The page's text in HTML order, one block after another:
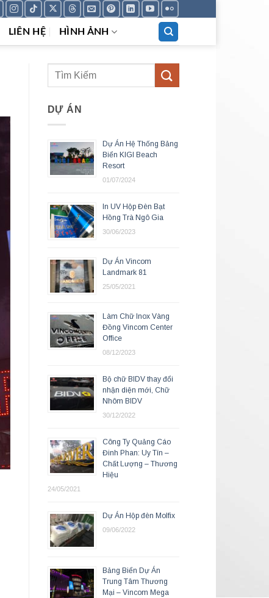
LIÊN HỆ HÌNH ẢNH
DỰ ÁN
Dự Án Hệ Thống Bảng
Biển KIGI Beach
Resort
01/07/2024
In UV Hộp Đèn Bạt
Hồng Trà Ngô Gia
30/06/2023
Dự Án Vincom
Landmark 81
25/05/2021
Làm Chữ Inox Vàng
Đồng Vincom Center
Office
08/12/2023
Bộ chữ BIDV thay đổi
nhận diện mới, Chữ
Nhôm BIDV
30/12/2022
Công Ty Quảng Cáo
Đinh Phan: Uy Tín –
Chất Lượng – Thương
Hiệu
24/05/2021
Dự Án Hộp đèn Molfix
09/06/2022
Bảng Biển Dự Án
Trung Tâm Thương
Mại – Vincom Mega